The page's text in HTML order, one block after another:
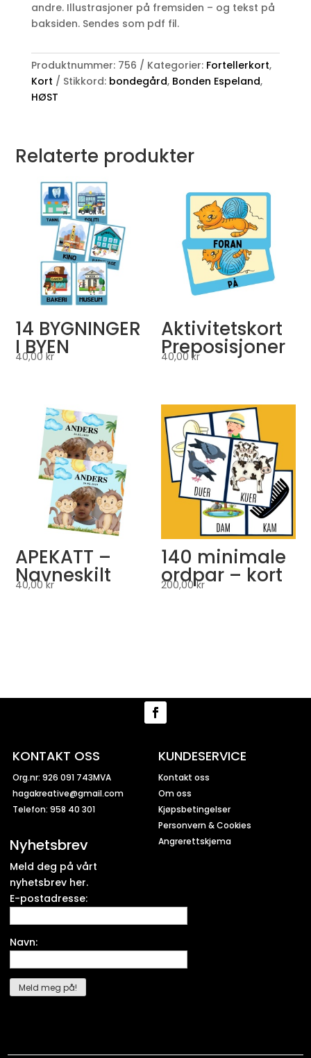
andre. Illustrasjoner på fremsiden – og tekst på
baksiden. Sendes som pdf fil.
Produktnummer: 756 Kategorier: Fortellerkort,
Kort
Stikkord: bondegård, Bonden Espeland,
HØST
Relaterte produkter
14 BYGNINGER
I BYEN
40,00kr
Aktivitetskort
Preposisjoner
40,00kr
APEKATT –
Navneskilt
40,00kr
140 minimale
ordpar – kort
200,00kr
KONTAKT OSS
Org.nr: 926 091 743MVA
hagakreative@gmail.com
Telefon: 958 40 301
Nyhetsbrev
Meld deg på vårt
nyhetsbrev her.
E-postadresse:
Navn:
KUNDESERVICE
Kontakt oss
Om oss
Kjøpsbetingelser
Personvern & Cookies
Angrerettskjema